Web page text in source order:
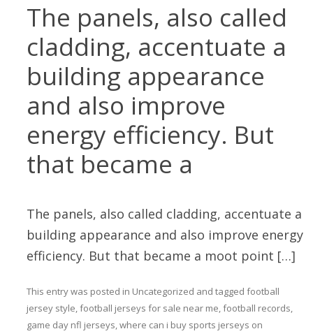
The panels, also called
cladding, accentuate a
building appearance
and also improve
energy efficiency. But
that became a
The panels, also called cladding, accentuate a
building appearance and also improve energy
efficiency. But that became a moot point […]
This entry was posted in Uncategorized and tagged football
jersey style,football jerseys for sale near me,football records,
game day nfl jerseys,where can i buy sports jerseys on